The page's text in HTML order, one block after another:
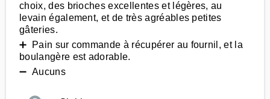
choix, des brioches excellentes et légères, au
levain également, et de très agréables petites
gâteries.
➕ Pain sur commande à récupérer au fournil, et la
boulangère est adorable.
➖ Aucuns